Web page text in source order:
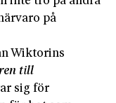
på
Wiktorins
till
sig för